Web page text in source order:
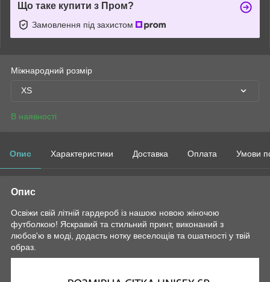
Що таке купити з Пром?
Замовлення під захистом
Міжнародний розмір
XS
В наявності
Опис Характеристики Доставка Оплата Умови
Опис
Освіжи свій літній гардероб із нашою новою жіночою
футболкою! Яскравий та стильний принт, виконаний з
любов'ю в моді, додасть нотку веселощів та ошатності у твій
образ.